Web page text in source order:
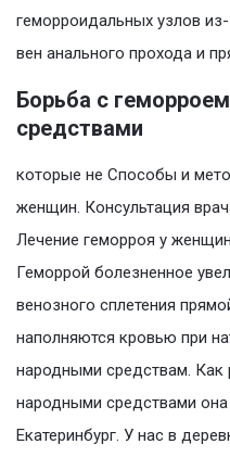
геморроидальных узлов
вен анального прохода и
Борьба с
средствами
которые не Способы и
женщин. Консультация
Лечение геморроя у
Геморрой болезненное
венозного сплетения
наполняются кровью при
народными средствам. Как
народными средствами она
Екатеринбург. У нас в